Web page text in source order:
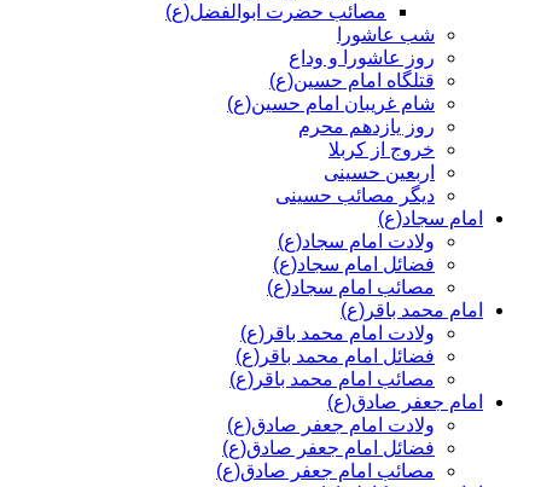
مصائب حضرت ابوالفضل(ع)
شب عاشورا
روز عاشورا و وداع
قتلگاه امام حسین(ع)
شام غریبان امام حسین(ع)
روز یازدهم محرم
خروج از کربلا
اربعین حسینی
دیگر مصائب حسینی
امام سجاد(ع)
ولادت امام سجاد(ع)
فضائل امام سجاد(ع)
مصائب امام سجاد(ع)
امام محمد باقر(ع)
ولادت امام محمد باقر(ع)
فضائل امام محمد باقر(ع)
مصائب امام محمد باقر(ع)
امام جعفر صادق(ع)
ولادت امام جعفر صادق(ع)
فضائل امام جعفر صادق(ع)
مصائب امام جعفر صادق(ع)